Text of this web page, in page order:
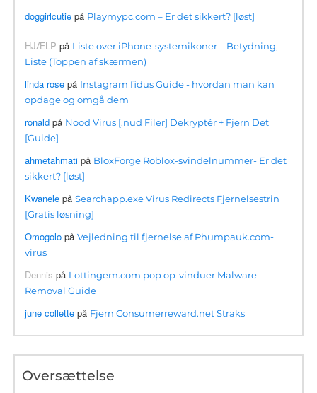
doggirlcutie på Playmypc.com – Er det sikkert? [løst]
HJÆLP på Liste over iPhone-systemikoner – Betydning,
Liste (Toppen af ​​skærmen)
linda rose på Instagram fidus Guide - hvordan man kan
opdage og omgå dem
ronald på Nood Virus [.nud Filer] Dekryptér + Fjern Det
[Guide]
ahmetahmati på BloxForge Roblox-svindelnummer- Er det
sikkert? [løst]
Kwanele påSearchapp.exe Virus Redirects Fjernelsestrin
[Gratis løsning]
Omogolo påVejledning til fjernelse af Phumpauk.com-
virus
Dennis på Lottingem.com pop op-vinduer Malware –
Removal Guide
june collette på Fjern Consumerreward.net Straks
Oversættelse